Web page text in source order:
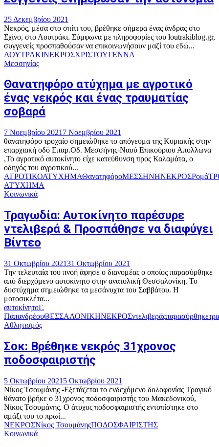
25 Δεκεμβρίου 2021
Νεκρός, μέσα στο σπίτι του, βρέθηκε σήμερα ένας άνδρας στο
Σχίνο, στο Λουτράκι. Σύμφωνα με πληροφορίες του loutrakiblog.gr,
συγγενείς προσπαθούσαν να επικοινωνήσουν μαζί του εδώ...
ΛΟΥΤΡΑΚΙΝΕΚΡΟΣΧΡΙΣΤΟΥΓΕΝΝΑ
Μεσσηνίας
Θανατηφόρο ατύχημα με αγροτικό
ένας νεκρός και ένας τραυματίας
σοβαρά
7 Νοεμβρίου 2021 7 Νοεμβρίου 2021
θανατηφόρο τροχαίο σημειώθηκε το απόγευμα της Κυριακής στην
επαρχιακή οδό Επαρ.Οδ. Μεσσήνης-Ναού Επικούριου Απολλωνα
,Το αγροτικό αυτοκίνητο είχε κατεύθυνση προς Καλαμάτα, ο
οδηγός του αγροτικού...
ΑΓΡΟΤΙΚΟΑΤΥΧΗΜΑΘανατηφόροΜΕΣΣΗΝΗΝΕΚΡΟΣΡομά
ΑΤΎΧΗΜΑ
Κοινωνικά
Τραγωδία: Αυτοκίνητο παρέσυρε
ντελιβερά & Προσπάθησε να διαφύγει
Βίντεο
31 Οκτωβρίου 202131 Οκτωβρίου 2021
Την τελευταία του πνοή άφησε ο διανομέας ο οποίος παρασύρθηκε
από διερχόμενο αυτοκίνητο στην ανατολική Θεσσαλονίκη. Το
δυστύχημα σημειώθηκε τα μεσάνυχτα του Σαββάτου. Η
μοτοσικλέτα...
αυτοκίνητοΓ.
ΠαπανδρέουΘΕΣΣΑΛΟΝΙΚΗΝΕΚΡΟΣντελιβεράςπαρασύρθηκε
Αθλητισμός
Σοκ: Βρέθηκε νεκρός 31χρονος
ποδοσφαιριστής
5 Οκτωβρίου 2021 5 Οκτωβρίου 2021
Νίκος Τσουμάνης -Εξετάζεται το ενδεχόμενο δολοφονίας Τραγικό
θάνατο βρήκε ο 31χρονος ποδοσφαιριστής του Μακεδονικού,
Νίκος Τσουμάνης. Ο άτυχος ποδοσφαιριστής εντοπίστηκε στο
αμάξι του το πρωί...
ΝΕΚΡΟΣΝίκος ΤσουμάνηςΠΟΔΟΣΦΑΙΡΙΣΤΗΣ
Κοινωνικά